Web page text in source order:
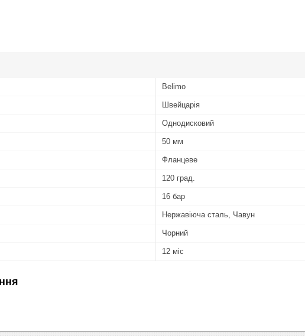
Belimo
Швейцарія
Однодисковий
50 мм
Фланцеве
120 град.
16 бар
Нержавіюча сталь, Чавун
Чорний
12 міс